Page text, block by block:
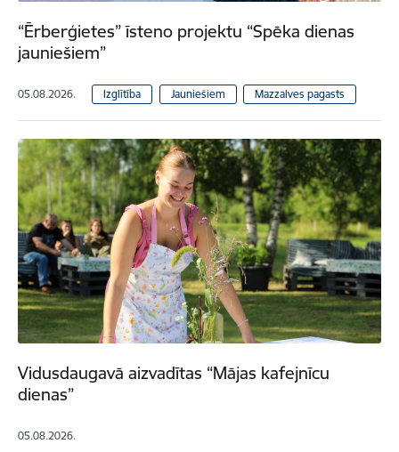
“Ērberģietes” īsteno projektu “Spēka dienas
jauniešiem”
05.08.2026. Izglītība Jauniešiem Mazzalves pagasts
Vidusdaugavā aizvadītas “Mājas kafejnīcu
dienas”
05.08.2026.